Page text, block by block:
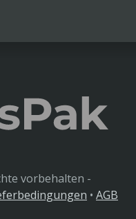
vorbehalten -
• AGB